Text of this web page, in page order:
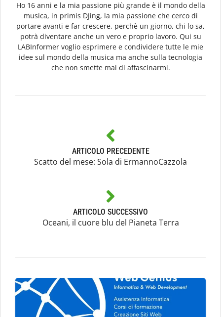
Ho 16 anni e la mia passione più grande è il mondo della
musica, in primis DJing, la mia passione che cerco di
portare avanti e far crescere, perchè un giorno, chi lo sa,
potrà diventare anche un vero e proprio lavoro. Qui su
LABInformer voglio esprimere e condividere tutte le mie
idee sul mondo della musica ma anche sulla tecnologia
che non smette mai di affascinarmi.
ARTICOLO PRECEDENTE
Scatto del mese: Sola di ErmannoCazzola
ARTICOLO SUCCESSIVO
Oceani, il cuore blu del Pianeta Terra